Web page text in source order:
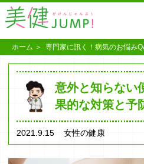
ホーム 専門家に訊く！病気のお悩み
意外と知らない
果的な対策と予
2021.9.15 女性の健康